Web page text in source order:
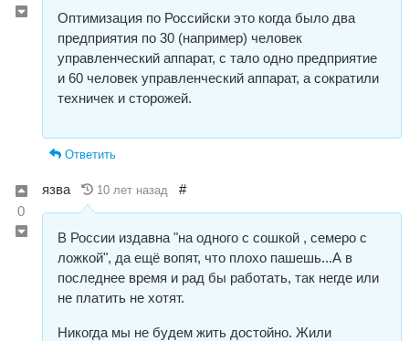
Оптимизация по Российски это когда было два
предприятия по 30 (например) человек
управленческий аппарат, с тало одно предприятие
и 60 человек управленческий аппарат, а сократили
техничек и сторожей.
Ответить
0
язва 10 лет назад #
В России издавна "на одного с сошкой , семеро с
ложкой", да ещё вопят, что плохо пашешь...А в
последнее время и рад бы работать, так негде или
не платить не хотят.
Никогда мы не будем жить достойно. Жили